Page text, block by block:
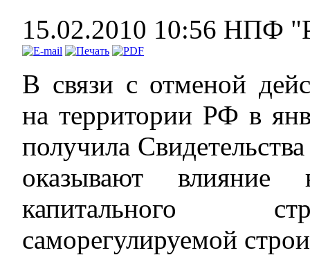
15.02.2010 10:56 НПФ
В связи с отменой
на территории РФ в
получила
оказывают влияние
капитального
саморегулируемой